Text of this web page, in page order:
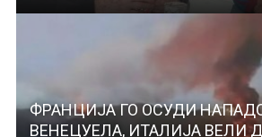
ФРАНЦИЈА ГО ОСУДИ
ВЕНЕЦУЕЛА, ИТАЛИЈА ВЕЛИ